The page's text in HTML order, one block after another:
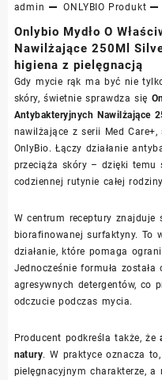
admin ONLYBIO Produkt
Onlybio Mydło O
Nawilżające 250Ml
higiena z pielęgnacją
Gdy mycie rąk ma być nie
skóry, świetnie sprawdza się
Antybakteryjnych Nawilżające
nawilżające z serii Med
OnlyBio. Łączy działanie
przeciąża skóry – dzięki
codziennej rutynie całej
W centrum receptury znajduje
biorafinowanej surfaktyny. To
działanie, które pomaga
Jednocześnie formuła
agresywnych detergentów, co
odczucie podczas mycia.
Producent podkreśla także, że
natury. W praktyce oznacza
pielęgnacyjnym charakterze, a